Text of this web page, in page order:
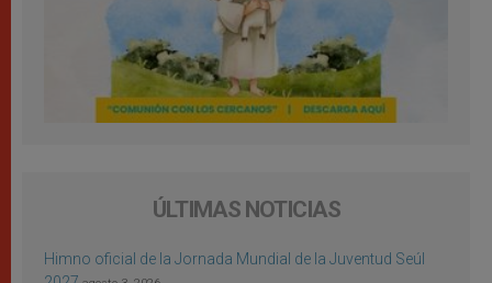
ÚLTIMAS NOTICIAS
Himno oficial de la Jornada Mundial de la Juventud Seúl